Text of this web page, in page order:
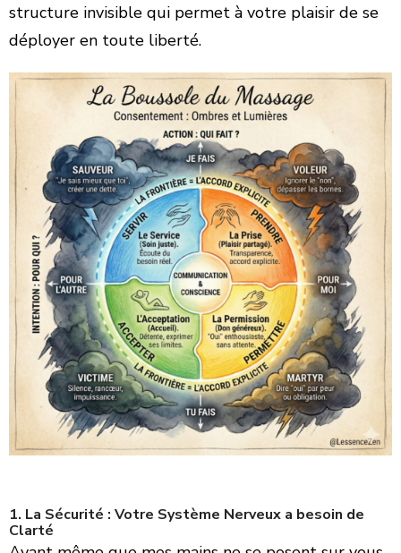
structure invisible qui permet à votre plaisir de se
déployer en toute liberté.
​1. La Sécurité : Votre Système Nerveux a besoin de
Clarté